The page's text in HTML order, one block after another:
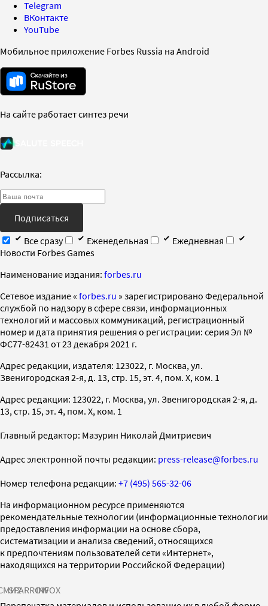
Telegram
ВКонтакте
YouTube
Мобильное приложение Forbes Russia на Android
На сайте работает синтез речи
Рассылка:
Подписаться
Все сразу
Еженедельная
Ежедневная
Новости Forbes Games
Наименование издания: forbes.ru
Cетевое издание « forbes.ru » зарегистрировано Федеральной
службой по надзору в сфере связи, информационных
технологий и массовых коммуникаций, регистрационный
номер и дата принятия решения о регистрации: серия Эл №
ФС77-82431 от 23 декабря 2021 г.
Адрес редакции, издателя: 123022, г. Москва, ул.
Звенигородская 2-я, д. 13, стр. 15, эт. 4, пом. X, ком. 1
Адрес редакции: 123022, г. Москва, ул. Звенигородская 2-я, д.
13, стр. 15, эт. 4, пом. X, ком. 1
Главный редактор: Мазурин Николай Дмитриевич
Адрес электронной почты редакции: press-release@forbes.ru
Номер телефона редакции: +7 (495) 565-32-06
На информационном ресурсе применяются
рекомендательные технологии (информационные технологии
предоставления информации на основе сбора,
систематизации и анализа сведений, относящихся
к предпочтениям пользователей сети «Интернет»,
находящихся на территории Российской Федерации)
SPARROWINFOX